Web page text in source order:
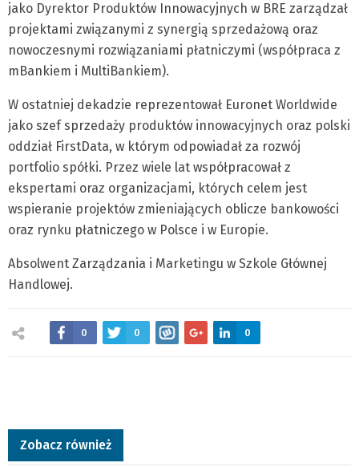
jako Dyrektor Produktów Innowacyjnych w BRE zarządzał
projektami związanymi z synergią sprzedażową oraz
nowoczesnymi rozwiązaniami płatniczymi (współpraca z
mBankiem i MultiBankiem).
W ostatniej dekadzie reprezentował Euronet Worldwide
jako szef sprzedaży produktów innowacyjnych oraz polski
oddział FirstData, w którym odpowiadał za rozwój
portfolio spółki. Przez wiele lat współpracował z
ekspertami oraz organizacjami, których celem jest
wspieranie projektów zmieniających oblicze bankowości
oraz rynku płatniczego w Polsce i w Europie.
Absolwent Zarządzania i Marketingu w Szkole Głównej
Handlowej.
0 0 0
Zobacz również